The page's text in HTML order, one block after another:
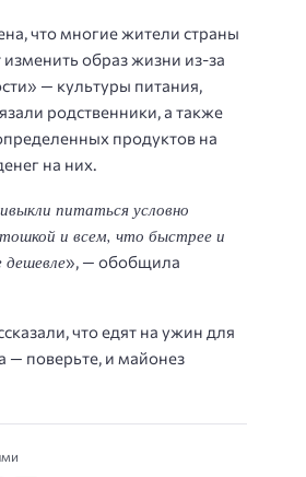
что многие жители страны
изменить образ жизни из-за
— культуры питания,
родственники, а также
продуктов на
на них.
питаться условно
и всем, что быстрее и
», — обобщила
что едят на ужин для
— поверьте, и майонез